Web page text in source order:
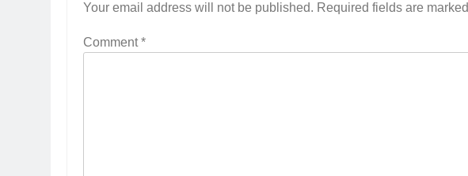
Your email address will not be published. Required fields are marked
Comment*